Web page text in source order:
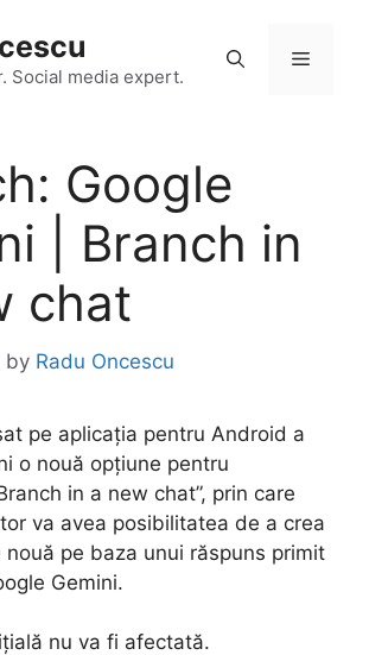
Social media expert.
Menu
Google
| Branch in
chat
by Radu Oncescu
pe aplicația pentru Android a
o nouă opțiune pentru
in a new chat”, prin care
va avea posibilitatea de a crea
nouă pe baza unui răspuns primit
Gemini.
nu va fi afectată.